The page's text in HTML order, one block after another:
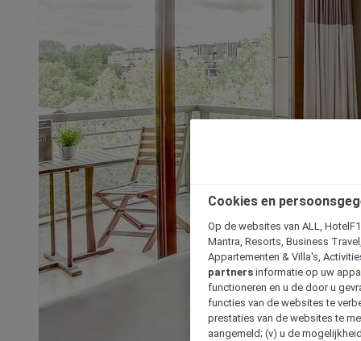
Cookies en
Op de websites van ALL,
Mantra, Resorts, Business
Appartementen & Villa's,
partners informatie op uw
functioneren en u de door u
functies van de websites te
prestaties van de websites te
aangemeld; (v) u de